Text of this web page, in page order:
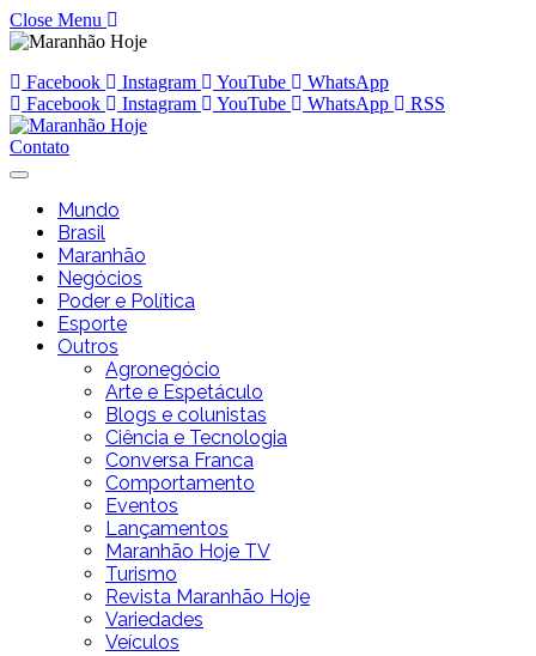
Close Menu
Facebook Instagram YouTube
WhatsApp
Facebook
Instagram YouTube WhatsApp RSS
Contato
Mundo
Brasil
Maranhão
Negócios
Poder e Política
Esporte
Outros
Agronegócio
Arte e Espetáculo
Blogs e colunistas
Ciência e Tecnologia
Conversa Franca
Comportamento
Eventos
Lançamentos
Maranhão Hoje TV
Turismo
Revista Maranhão Hoje
Variedades
Veículos